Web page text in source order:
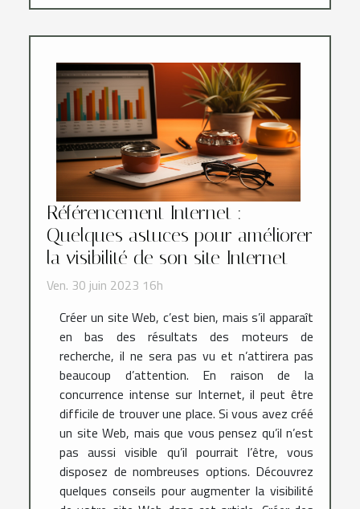
Référencement Internet :
Quelques astuces pour améliorer
la visibilité de son site Internet
Ven. 30 juin 2023 16h
Créer un site Web, c’est bien, mais s’il apparaît
en bas des résultats des moteurs de
recherche, il ne sera pas vu et n’attirera pas
beaucoup d’attention. En raison de la
concurrence intense sur Internet, il peut être
difficile de trouver une place. Si vous avez créé
un site Web, mais que vous pensez qu’il n’est
pas aussi visible qu’il pourrait l’être, vous
disposez de nombreuses options. Découvrez
quelques conseils pour augmenter la visibilité